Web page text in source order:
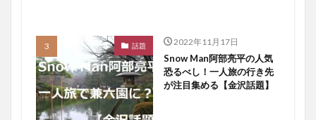
話題 2022年11月17日
Snow Man阿部亮平の人気
恐るべし！一人旅の行き先
が注目集める【金沢話題】